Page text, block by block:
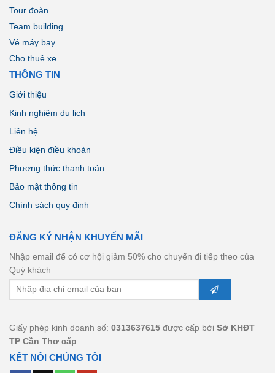
Tour đoàn
Team building
Vé máy bay
Cho thuê xe
THÔNG TIN
Giới thiệu
Kinh nghiệm du lịch
Liên hệ
Điều kiện điều khoản
Phương thức thanh toán
Bảo mật thông tin
Chính sách quy định
ĐĂNG KÝ NHẬN KHUYẾN MÃI
Nhập email để có cơ hội giảm 50% cho chuyến đi tiếp theo của
Quý khách
Giấy phép kinh doanh số: 0313637615 được cấp bởi Sở KHĐT
TP Cần Thơ cấp
KẾT NỐI CHÚNG TÔI